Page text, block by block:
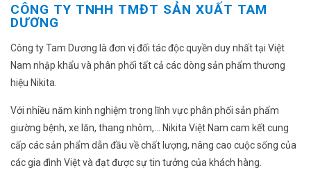
CÔNG TY TNHH TMĐT SẢN XUẤT TAM
DƯƠNG
Công ty Tam Dương là đơn vị đối tác độc quyền duy nhất tại Việt
Nam nhập khẩu và phân phối tất cả các dòng sản phẩm thương
hiệu Nikita.
Với nhiều năm kinh nghiệm trong lĩnh vực phân phối sản phẩm
giường bệnh, xe lăn, thang nhôm,... Nikita Việt Nam cam kết cung
cấp các sản phẩm dẫn đầu về chất lượng, nâng cao cuộc sống của
các gia đình Việt và đạt được sự tin tưởng của khách hàng.